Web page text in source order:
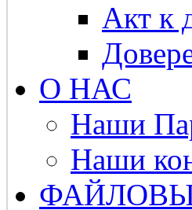
Акт к
О НАС
Наши
Наши